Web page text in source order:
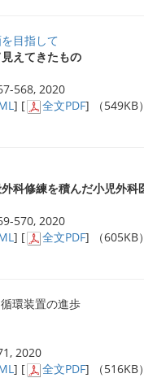
目指して
えてきたもの
568, 2020
] [ 全文PDF] （549KB
科修練を積んだ小児外科
570, 2020
] [ 全文PDF] （605KB
環装置の進歩
2020
] [ 全文PDF] （516KB